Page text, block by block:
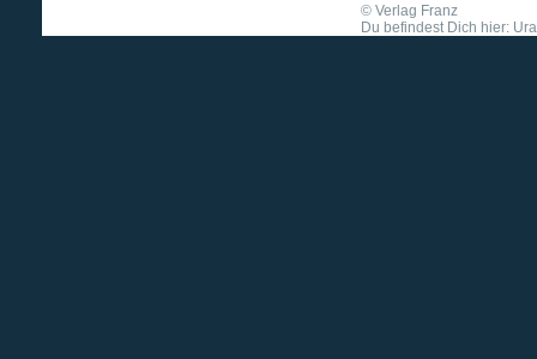
© Verlag Franz
Du befindest Dich hier: